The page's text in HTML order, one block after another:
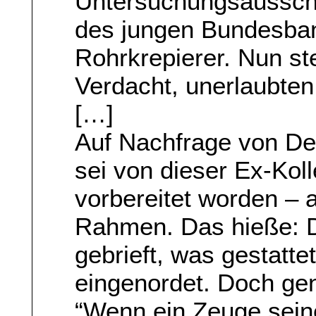
des jungen
Rohrkrepierer. Nun
Verdacht,
[…]
Auf Nachfrage von
sei von dieser Ex-
vorbereitet worden –
Rahmen. Das hieße:
gebrieft, was
eingenordet. Doch